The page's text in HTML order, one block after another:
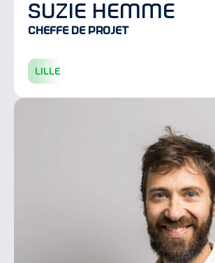
suzie hemme
Cheffe de projet
lille